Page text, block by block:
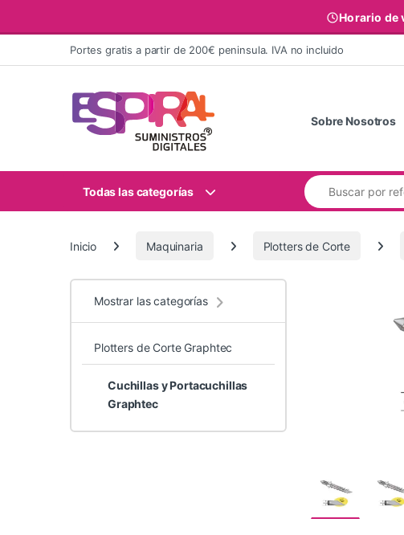
Horario de
Ir al contenidoPortes gratis a partir de 200€ peninsula. IVA no incluido
Sobre Nosotros
Todas las categorías
Buscar:
Inicio Maquinaria Plotters de Corte
Mostrar las categorías
Plotters de Corte Graphtec
Cuchillas y Portacuchillas
Graphtec